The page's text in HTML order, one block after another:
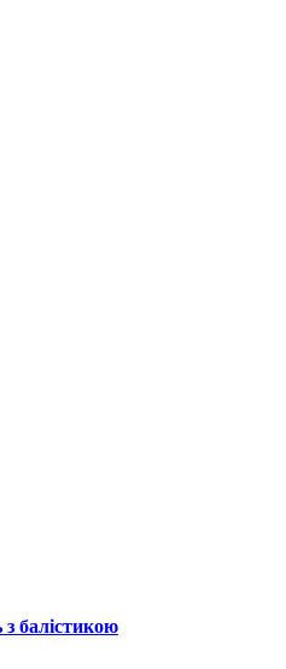
балістикою